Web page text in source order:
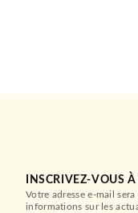
INSCRIVEZ-VOUS
Votre adresse e-mail
informations sur les